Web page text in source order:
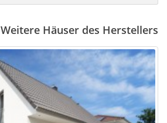
Weitere Häuser des Herstellers